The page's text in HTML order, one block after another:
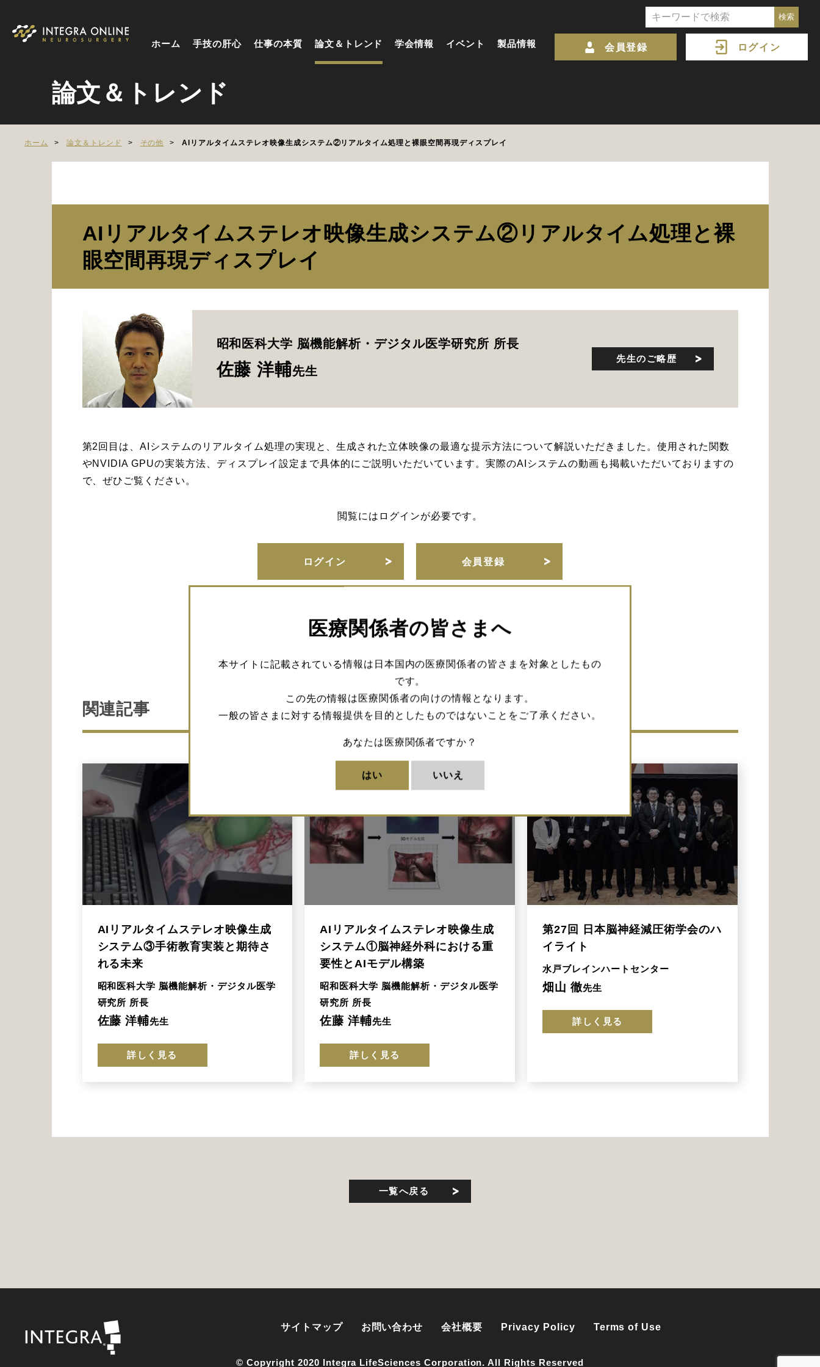
ホーム 手技の肝心 仕事の本質 論文＆トレンド 学会情報 イベント 製品情報 会員登録 ログイン
医療関係者の皆さまへ
本サイトに記載されている情報は日本国内の医療関係者の皆さまを対象としたもの
です。
この先の情報は医療関係者の向けの情報となります。
一般の皆さまに対する情報提供を目的としたものではないことをご了承ください。
あなたは医療関係者ですか？
はい いいえ
論文＆トレンド
ホーム 論文＆トレンド その他 AIリアルタイムステレオ映像生成システム②リアルタイム処理と裸眼空間再現ディスプレイ
AIリアルタイムステレオ映像生成システム②リアルタイム処理と裸
眼空間再現ディスプレイ
昭和医科大学 脳機能解析・デジタル医学研究所 所長
佐藤 洋輔先生
先生のご略歴
第2回目は、AIシステムのリアルタイム処理の実現と、生成された立体映像の最適な提示方法について解説いただきました。使用された関数
やNVIDIA GPUの実装方法、ディスプレイ設定まで具体的にご説明いただいています。実際のAIシステムの動画も掲載いただいておりますの
で、ぜひご覧ください。
閲覧にはログインが必要です。
ログイン 会員登録
URLをコピー
関連記事
AIリアルタイムステレオ映像生成
システム③手術教育実装と期待さ
れる未来
昭和医科大学 脳機能解析・デジタル医学
研究所 所長
佐藤 洋輔先生
詳しく見る
AIリアルタイムステレオ映像生成
システム①脳神経外科における重
要性とAIモデル構築
昭和医科大学 脳機能解析・デジタル医学
研究所 所長
佐藤 洋輔先生
詳しく見る
第27回 日本脳神経減圧術学会のハ
イライト
水戸ブレインハートセンター
畑山 徹先生
詳しく見る
一覧へ戻る
サイトマップ お問い合わせ 会社概要 Privacy Policy Terms of Use
© Copyright 2020 Integra LifeSciences Corporation. All Rights Reserved